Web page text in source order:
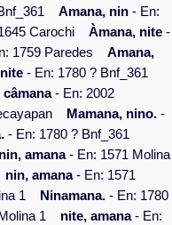
Amana, nin - En:
Carochi Àmana, nite -
1759 Paredes
Amana,
- En: 1780 ? Bnf_361
câmana- En: 2002
Mamana, nino. -
- En: 1780 ? Bnf_361
nin, amana- En: 1571 Molina
nin, amana- En: 1571
1 Ninamana. - En: 1780
1 nite, amana- En: